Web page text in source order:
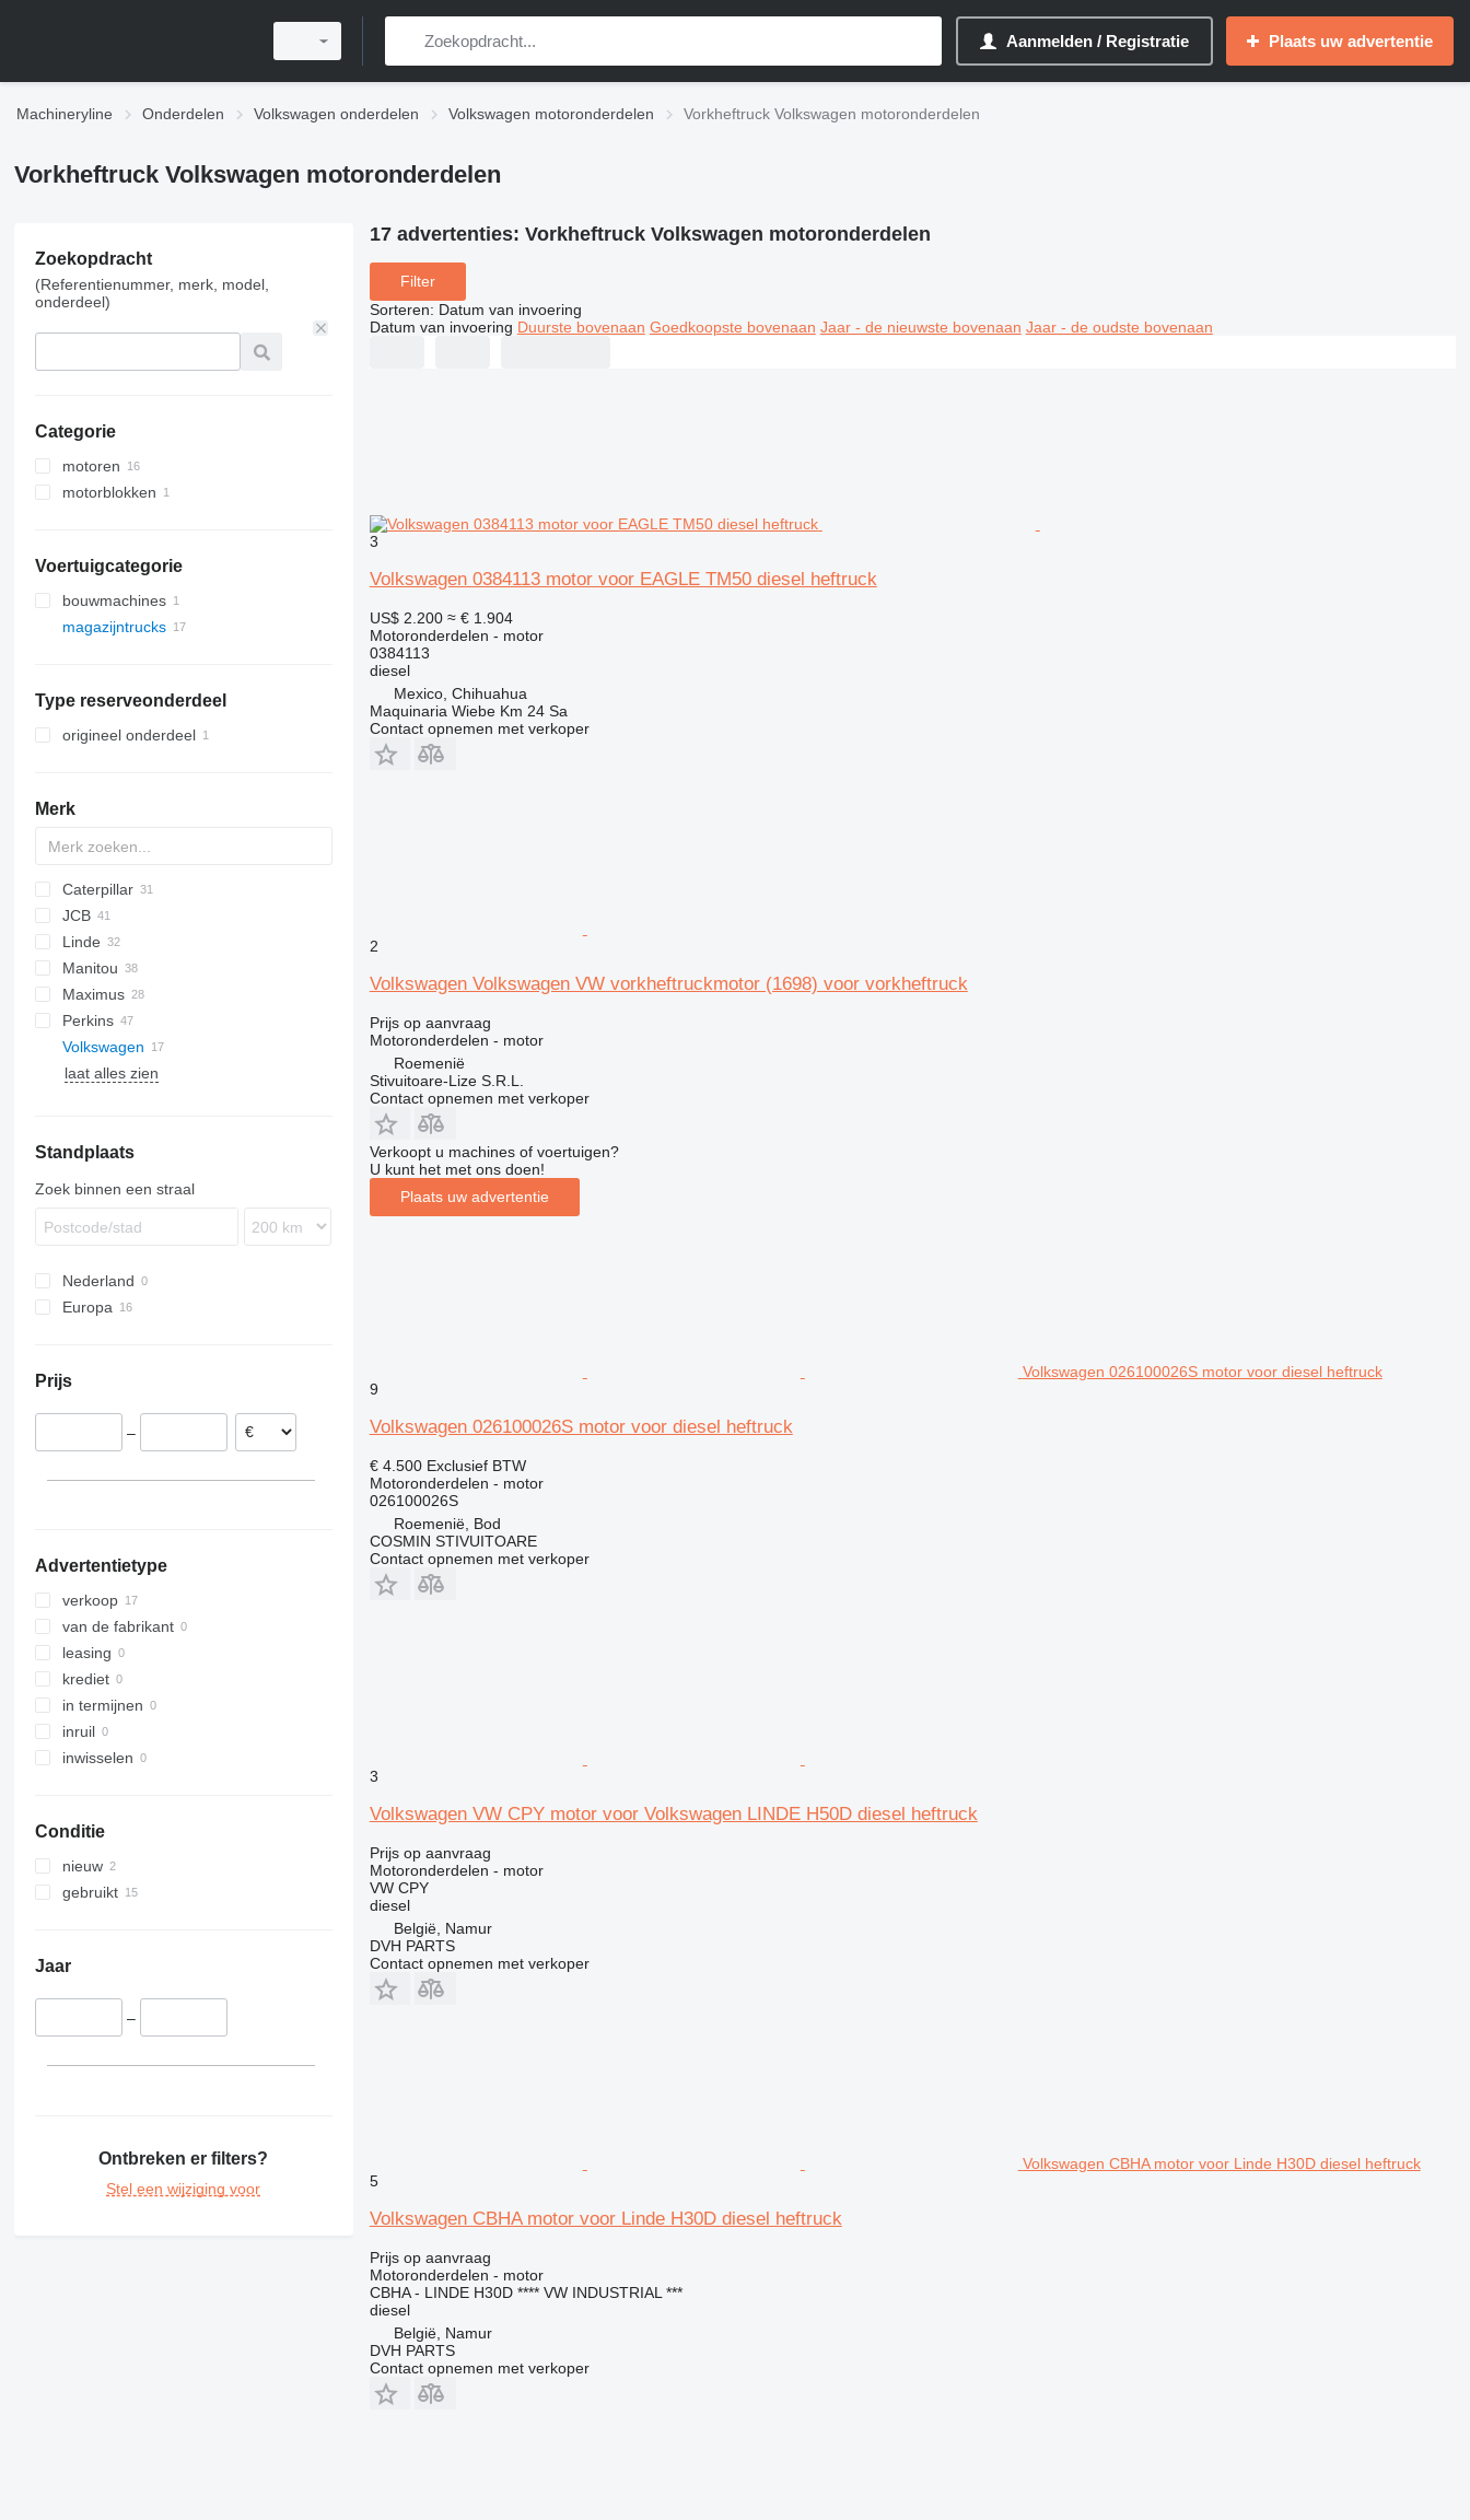
Aanmelden / Registratie Plaats uw advertentie
Machineryline Onderdelen Volkswagen onderdelen Volkswagen motoronderdelen Vorkheftruck Volkswagen motoronderdelen
Vorkheftruck Volkswagen motoronderdelen
Zoekopdracht
(Referentienummer, merk, model,
onderdeel)
Categorie
motoren
motorblokken
Voertuigcategorie
bouwmachines
anderen bouwmachines
magazijntrucks
gasheftrucks
Type reserveonderdeel
origineel onderdeel
Merk
Farmlift
Caterpillar
314
C-series
DP
EP
GP
TH
V-series
Scorpion
Targo
BF
Agri Farmer
Agri Plus
Samson
D-series
G-series
GTH
H-series
JCB
4CX
520
525
530
531
532
536
540
541
560
10
3420
6100
6200
6300
6400
DFG
ECE
ETV
TFG
LMV
D-series
Linde
E-series
H-series
K-series
L-series
R-series
Manitou
MRT
MSI
MT
Maximus
P-series
PANORAMIC
ROTO
FD
FG
LM
TL
Perkins
1100 Series
2800 Series
FM
R-series
THDC
Volkswagen
TH
T-series
MS
laat alles zien
Standplaats
Zoek binnen een straal
Nederland
Europa
Prijs
–
Advertentietype
verkoop
van de fabrikant
leasing
krediet
in termijnen
inruil
inwisselen
Conditie
nieuw
gebruikt
Jaar
–
Ontbreken er filters?
Stel een wijziging voor
17 advertenties: Vorkheftruck Volkswagen motoronderdelen
Filter
Sorteren: Datum van invoering
Datum van invoering Duurste bovenaan Goedkoopste bovenaan Jaar - de nieuwste bovenaan Jaar - de oudste bovenaan
3
Volkswagen 0384113 motor voor EAGLE TM50 diesel heftruck
US$ 2.200 ≈ € 1.904
Motoronderdelen - motor
0384113
diesel
Mexico, Chihuahua
Maquinaria Wiebe Km 24 Sa
Contact opnemen met verkoper
2
Volkswagen Volkswagen VW vorkheftruckmotor (1698) voor vorkheftruck
Prijs op aanvraag
Motoronderdelen - motor
Roemenië
Stivuitoare-Lize S.R.L.
Contact opnemen met verkoper
Verkoopt u machines of voertuigen?
U kunt het met ons doen!
Plaats uw advertentie
Volkswagen 026100026S motor voor diesel heftruck
9
Volkswagen 026100026S motor voor diesel heftruck
€ 4.500 Exclusief BTW
Motoronderdelen - motor
026100026S
Roemenië, Bod
COSMIN STIVUITOARE
Contact opnemen met verkoper
3
Volkswagen VW CPY motor voor Volkswagen LINDE H50D diesel heftruck
Prijs op aanvraag
Motoronderdelen - motor
VW CPY
diesel
België, Namur
DVH PARTS
Contact opnemen met verkoper
Volkswagen CBHA motor voor Linde H30D diesel heftruck
5
Volkswagen CBHA motor voor Linde H30D diesel heftruck
Prijs op aanvraag
Motoronderdelen - motor
CBHA - LINDE H30D **** VW INDUSTRIAL ***
diesel
België, Namur
DVH PARTS
Contact opnemen met verkoper